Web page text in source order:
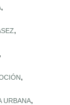
,
,
,
,
URBANA,